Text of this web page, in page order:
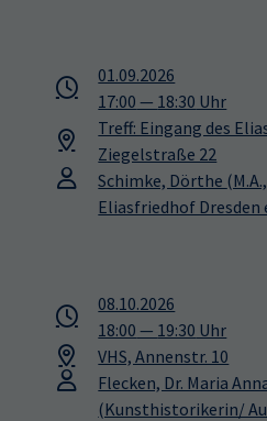
01.09.2026
17:00 — 18:30 Uhr
Treff: Eingang des
Ziegelstraße 22
Schimke, Dörthe
Eliasfriedhof Dresden
08.10.2026
18:00 — 19:30 Uhr
VHS, Annenstr. 10
Flecken, Dr. Maria
(Kunsthistorikerin/